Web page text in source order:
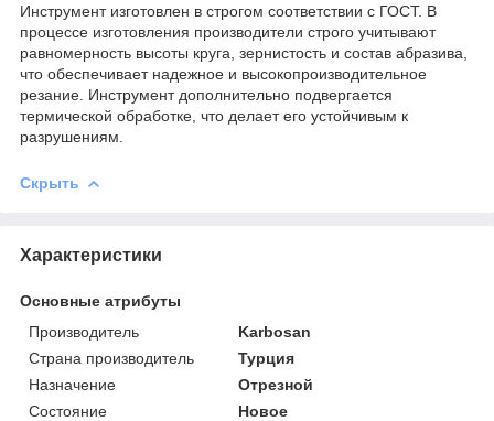
Инструмент изготовлен в строгом соответствии с ГОСТ. В
процессе изготовления производители строго учитывают
равномерность высоты круга, зернистость и состав абразива,
что обеспечивает надежное и высокопроизводительное
резание. Инструмент дополнительно подвергается
термической обработке, что делает его устойчивым к
разрушениям.
Скрыть
Характеристики
Основные атрибуты
Производитель
Karbosan
Страна производитель
Турция
Назначение
Отрезной
Состояние
Новое